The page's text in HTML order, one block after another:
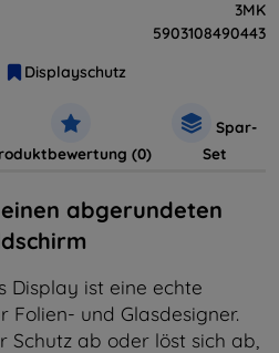
3MK
5903108490443
Displayschutz
(0)
Spar-
Set
abgerundeten
Display ist eine echte
Folien- und Glasdesigner.
ab oder löst sich ab,